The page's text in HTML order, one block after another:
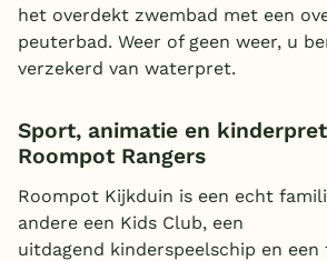
het overdekt zwembad met een
peuterbad. Weer of geen weer, u
verzekerd van waterpret.
Sport, animatie en
Roompot Rangers
Roompot Kijkduin is een echt
andere een Kids Club, een
uitdagend kinderspeelschip en